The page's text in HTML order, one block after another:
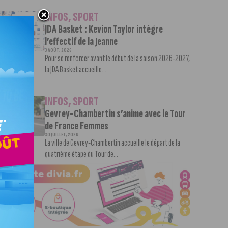
INFOS,SPORT
JDA Basket : Kevion Taylor intègre
l’effectif de la Jeanne
3 AOÛT, 2026
Pour se renforcer avant le début de la saison 2026-2027,
la JDA Basket accueille...
INFOS,SPORT
Gevrey-Chambertin s’anime avec le Tour
de France Femmes
30 JUILLET, 2026
La ville de Gevrey-Chambertin accueille le départ de la
quatrième étape du Tour de...